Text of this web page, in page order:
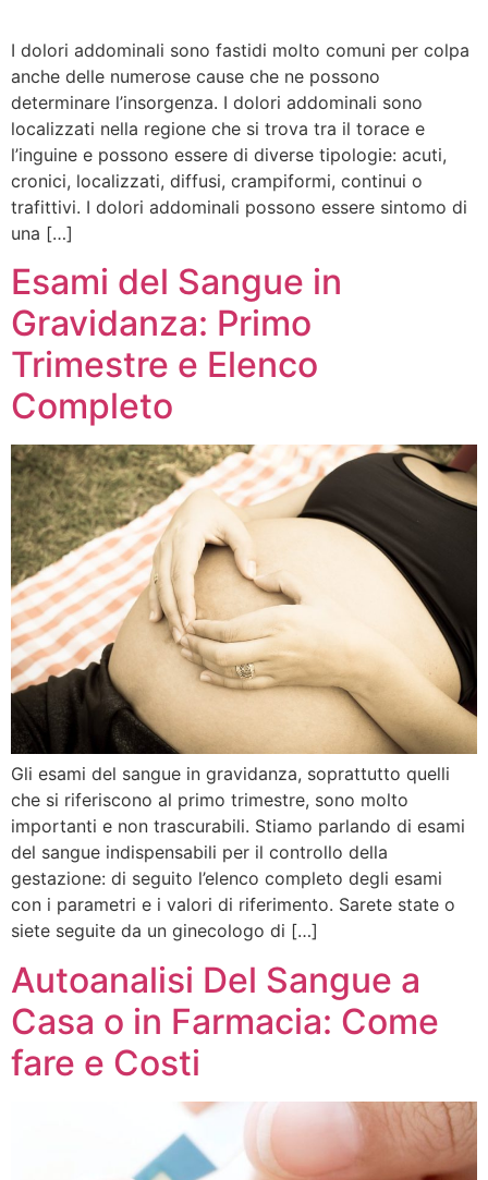
I dolori addominali sono fastidi molto comuni per colpa
anche delle numerose cause che ne possono
determinare l’insorgenza. I dolori addominali sono
localizzati nella regione che si trova tra il torace e
l’inguine e possono essere di diverse tipologie: acuti,
cronici, localizzati, diffusi, crampiformi, continui o
trafittivi. I dolori addominali possono essere sintomo di
una […]
Esami del Sangue in
Gravidanza: Primo
Trimestre e Elenco
Completo
Gli esami del sangue in gravidanza, soprattutto quelli
che si riferiscono al primo trimestre, sono molto
importanti e non trascurabili. Stiamo parlando di esami
del sangue indispensabili per il controllo della
gestazione: di seguito l’elenco completo degli esami
con i parametri e i valori di riferimento. Sarete state o
siete seguite da un ginecologo di […]
Autoanalisi Del Sangue a
Casa o in Farmacia: Come
fare e Costi